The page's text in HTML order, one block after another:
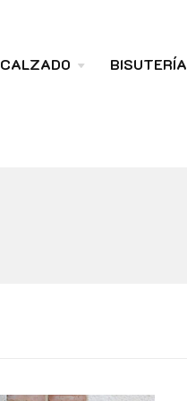
CALZADO BISUTERÍA